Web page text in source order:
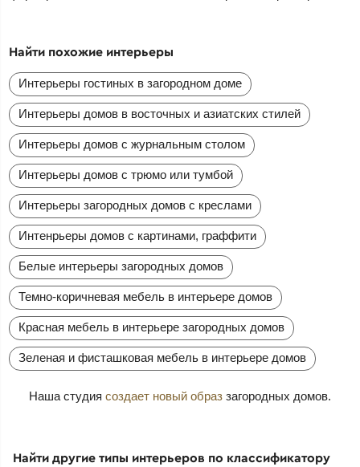
Найти похожие интерьеры
Интерьеры гостиных в загородном доме
Интерьеры домов в восточных и азиатских стилей
Интерьеры домов с журнальным столом
Интерьеры домов с трюмо или тумбой
Интерьеры загородных домов с креслами
Интенрьеры домов с картинами, граффити
Белые интерьеры загородных домов
Темно-коричневая мебель в интерьере домов
Красная мебель в интерьере загородных домов
Зеленая и фисташковая мебель в интерьере домов
Наша студия создает новый образ загородных домов.
Найти другие типы интерьеров по классификатору